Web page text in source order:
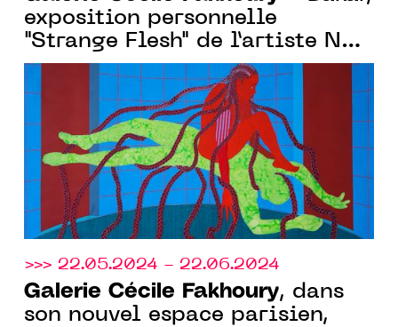
exposition personnelle
"Strange Flesh" de l’artiste Na
Chainkua Reindorf du 15 mai
au 24 août 2024
>>> 22.05.2024 - 22.06.2024
Galerie Cécile Fakhoury, dans
son nouvel espace parisien,